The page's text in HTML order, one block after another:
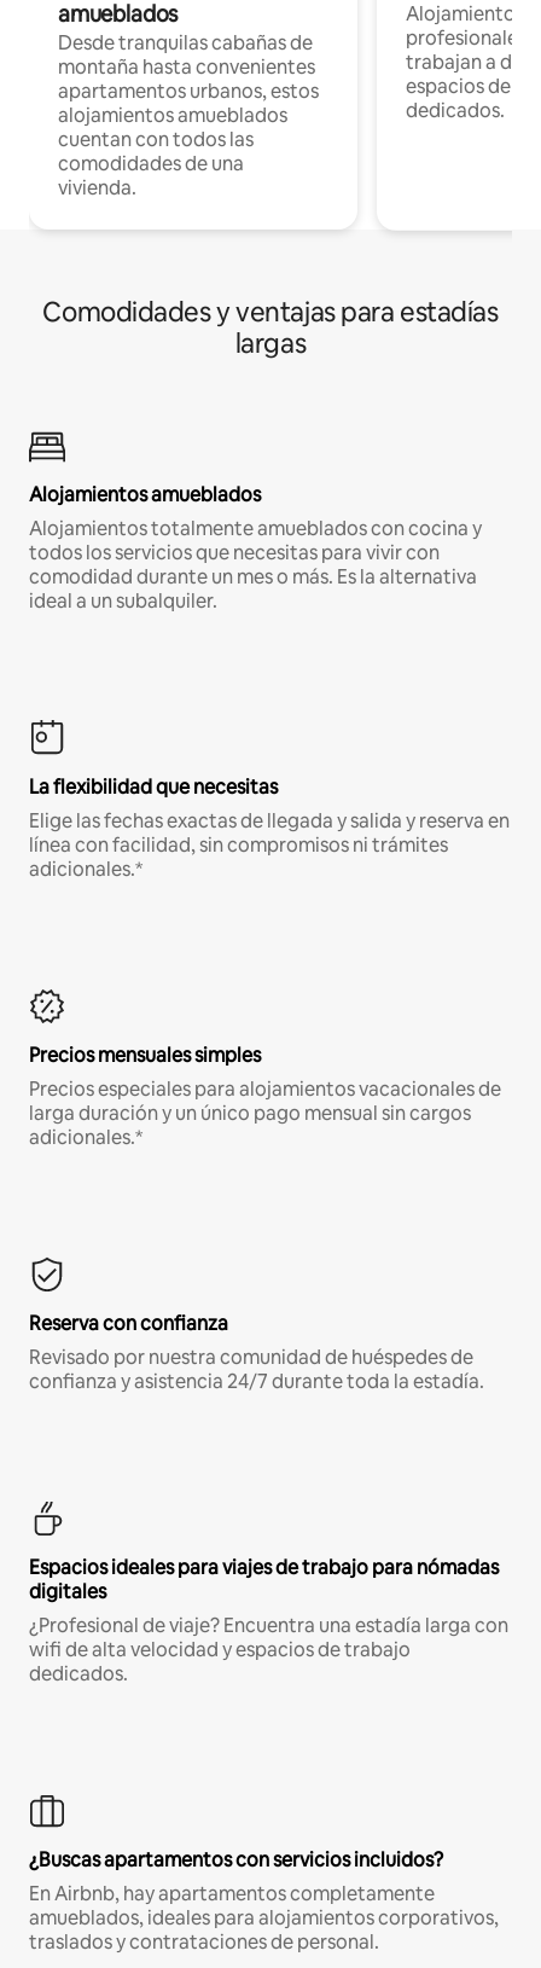
amueblados
Desde tranquilas cabañas de
montaña hasta convenientes
apartamentos urbanos, estos
alojamientos amueblados
cuentan con todos las
comodidades de una
vivienda.
Alojamientos
profesionales
trabajan a
espacios de
dedicados.
Comodidades y ventajas para estadías
largas
Alojamientos amueblados
Alojamientos totalmente amueblados con cocina y
todos los servicios que necesitas para vivir con
comodidad durante un mes o más. Es la alternativa
ideal a un subalquiler.
La flexibilidad que necesitas
Elige las fechas exactas de llegada y salida y reserva en
línea con facilidad, sin compromisos ni trámites
adicionales.*
Precios mensuales simples
Precios especiales para alojamientos vacacionales de
larga duración y un único pago mensual sin cargos
adicionales.*
Reserva con confianza
Revisado por nuestra comunidad de huéspedes de
confianza y asistencia 24/7 durante toda la estadía.
Espacios ideales para viajes de trabajo para nómadas
digitales
¿Profesional de viaje? Encuentra una estadía larga con
wifi de alta velocidad y espacios de trabajo
dedicados.
¿Buscas apartamentos con servicios incluidos?
En Airbnb, hay apartamentos completamente
amueblados, ideales para alojamientos corporativos,
traslados y contrataciones de personal.